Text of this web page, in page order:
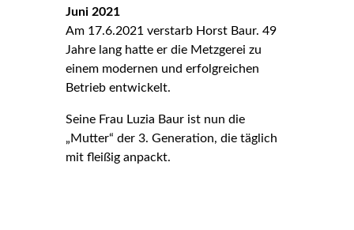
Juni 2021
Am 17.6.2021 verstarb Horst Baur. 49
Jahre lang hatte er die Metzgerei zu
einem modernen und erfolgreichen
Betrieb entwickelt.
Seine Frau Luzia Baur ist nun die
„Mutter“ der 3. Generation, die täglich
mit fleißig anpackt.